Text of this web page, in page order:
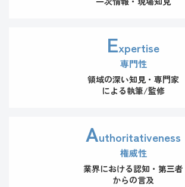
Expertise
専門性
領域の深い知見・専門家
による執筆/監修
Authoritativeness
権威性
業界における認知・第三者
からの言及